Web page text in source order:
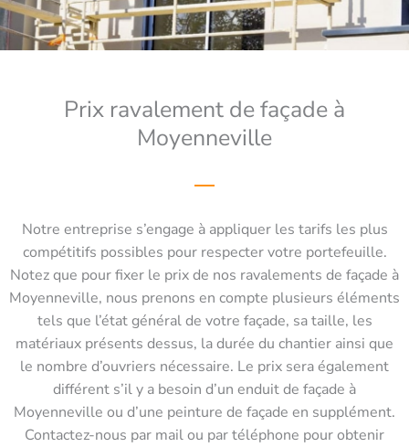
Prix ravalement de façade à
Moyenneville
Notre entreprise s’engage à appliquer les tarifs les plus
compétitifs possibles pour respecter votre portefeuille.
Notez que pour fixer le prix de nos ravalements de façade à
Moyenneville, nous prenons en compte plusieurs éléments
tels que l’état général de votre façade, sa taille, les
matériaux présents dessus, la durée du chantier ainsi que
le nombre d’ouvriers nécessaire. Le prix sera également
différent s’il y a besoin d’un enduit de façade à
Moyenneville ou d’une peinture de façade en supplément.
Contactez-nous par mail ou par téléphone pour obtenir